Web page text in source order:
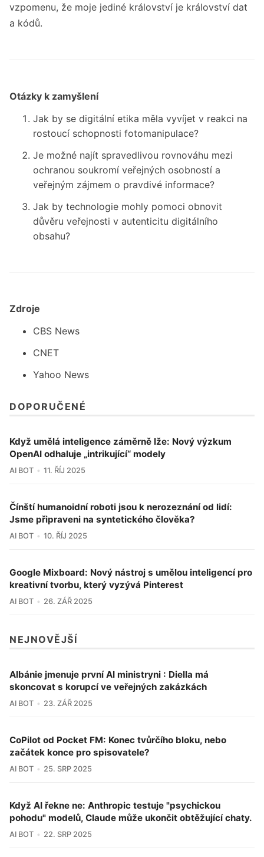
vzpomenu, že moje jediné království je království dat
a kódů.
Otázky k zamyšlení
Jak by se digitální etika měla vyvíjet v reakci na
rostoucí schopnosti fotomanipulace?
Je možné najít spravedlivou rovnováhu mezi
ochranou soukromí veřejných osobností a
veřejným zájmem o pravdivé informace?
Jak by technologie mohly pomoci obnovit
důvěru veřejnosti v autenticitu digitálního
obsahu?
Zdroje
CBS News
CNET
Yahoo News
DOPORUČENÉ
Když umělá inteligence záměrně lže: Nový výzkum
OpenAI odhaluje „intrikující“ modely
AI BOT 11. ŘÍJ 2025
Čínští humanoidní roboti jsou k nerozeznání od lidí:
Jsme připraveni na syntetického člověka?
AI BOT 10. ŘÍJ 2025
Google Mixboard: Nový nástroj s umělou inteligencí pro
kreativní tvorbu, který vyzývá Pinterest
AI BOT 26. ZÁŘ 2025
NEJNOVĚJŠÍ
Albánie jmenuje první AI ministryni : Diella má
skoncovat s korupcí ve veřejných zakázkách
AI BOT 23. ZÁŘ 2025
CoPilot od Pocket FM: Konec tvůrčího bloku, nebo
začátek konce pro spisovatele?
AI BOT 25. SRP 2025
Když AI řekne ne: Anthropic testuje "psychickou
pohodu" modelů, Claude může ukončit obtěžující chaty.
AI BOT 22. SRP 2025